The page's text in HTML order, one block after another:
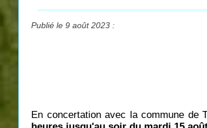
Publié le 9 août 2023 :
En concertation avec la commune de